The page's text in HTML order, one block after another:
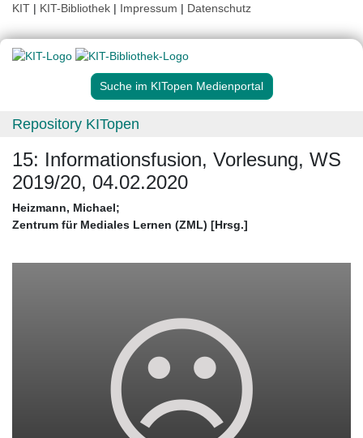
KIT | KIT-Bibliothek | Impressum | Datenschutz
Suche im KITopen Medienportal
Repository KITopen
15: Informationsfusion, Vorlesung, WS
2019/20, 04.02.2020
Heizmann, Michael;
Zentrum für Mediales Lernen (ZML) [Hrsg.]